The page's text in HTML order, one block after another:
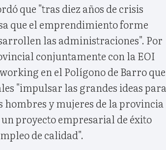
que "tras diez años de crisis
que el emprendimiento forme
las administraciones". Por
conjuntamente con la EOI
en el Polígono de Barro que
"impulsar las grandes ideas para
hombres y mujeres de la provincia
proyecto empresarial de éxito
de calidad".